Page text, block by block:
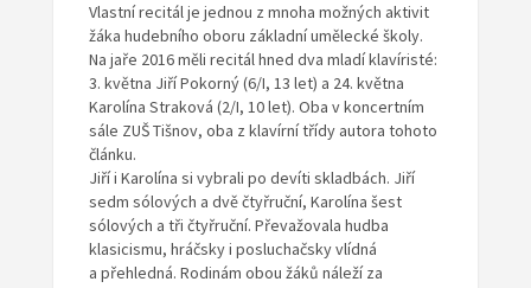
Vlastní recitál je jednou z mnoha možných aktivit
žáka hudebního oboru základní umělecké školy.
Na jaře 2016 měli recitál hned dva mladí klavíristé:
3. května Jiří Pokorný (6/I, 13 let) a 24. května
Karolína Straková (2/I, 10 let). Oba v koncertním
sále ZUŠ Tišnov, oba z klavírní třídy autora tohoto
článku.
Jiří i Karolína si vybrali po devíti skladbách. Jiří
sedm sólových a dvě čtyřruční, Karolína šest
sólových a tři čtyřruční. Převažovala hudba
klasicismu, hráčsky i posluchačsky vlídná
a přehledná. Rodinám obou žáků náleží za